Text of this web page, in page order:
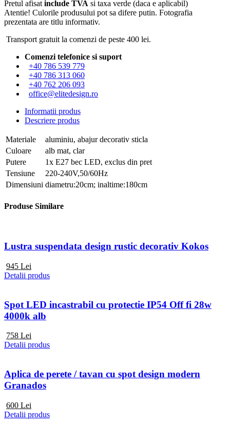
Pretul afisat include TVA si taxa verde (daca e aplicabil)
Atentie! Culorile produsului pot sa difere putin. Fotografia
prezentata are titlu informativ.
Transport gratuit la comenzi de peste 400 lei.
Comenzi telefonice si suport
+40 786 539 779
+40 786 313 060
+40 762 206 093
office@elitedesign.ro
Informatii produs
Descriere produs
Materiale
aluminiu, abajur decorativ sticla
Culoare
alb mat, clar
Putere
1x E27 bec LED, exclus din pret
Tensiune
220-240V,50/60Hz
Dimensiuni diametru:20cm; inaltime:180cm
Produse Similare
Lustra suspendata design rustic decorativ Kokos
945 Lei
Detalii produs
Spot LED incastrabil cu protectie IP54 Off fi 28w
4000k alb
758 Lei
Detalii produs
Aplica de perete / tavan cu spot design modern
Granados
600 Lei
Detalii produs